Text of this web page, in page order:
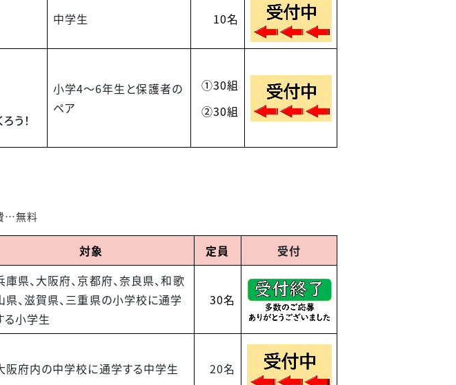
中学生 10名
う！
小学4～6年生と保護者の
ペア
①30組
②30組
…無料
対象 定員 受付
庫県、大阪府、京都府、奈良県、和歌
県、滋賀県、三重県の小学校に通学
る小学生
30名
阪府内の中学校に通学する中学生 20名